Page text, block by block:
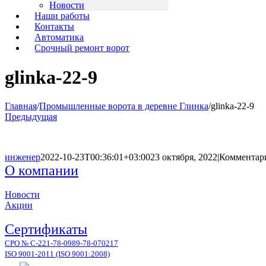
Новости
Наши работы
Контакты
Автоматика
Срочный ремонт ворот
glinka-22-9
Главная/Промышленные ворота в деревне Глинка/glinka-22-9
Предыдущая
инженер2022-10-23T00:36:01+03:0023 октября, 2022|
О компании
Новости
Акции
Сертификаты
СРО № С-221-78-0989-78-070217
ISO 9001-2011 (ISO 9001:2008)